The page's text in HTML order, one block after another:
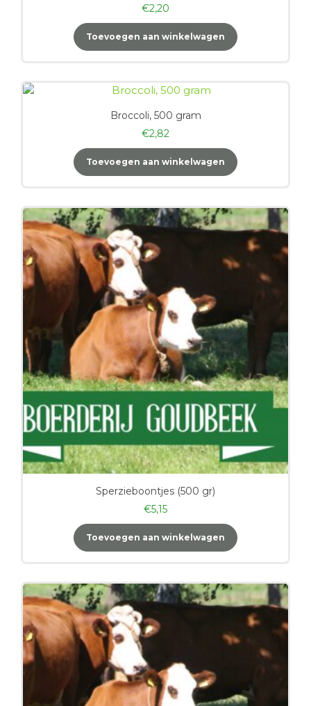
€2,20
Toevoegen aan winkelwagen
Broccoli, 500 gram
€2,82
Toevoegen aan winkelwagen
Sperzieboontjes (500 gr)
€5,15
Toevoegen aan winkelwagen